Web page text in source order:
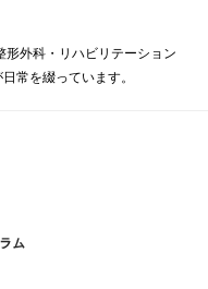
外科・リハビリテーション
常を綴っています。